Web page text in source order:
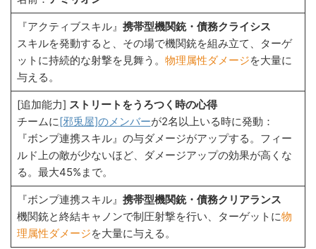
『アクティブスキル』 携帯型機関銃・債務クライシス
スキルを発動すると、その場で機関銃を組み立て、ターゲ
ットに持続的な射撃を見舞う。 物理属性ダメージを大量に
与える。
[追加能力] ストリートをうろつく時の心得
チームに[邪兎屋]のメンバーが2名以上いる時に発動：
『ボンプ連携スキル』の与ダメージがアップする。フィー
ルド上の敵が少ないほど、ダメージアップの効果が高くな
る。最大45%まで。
『ボンプ連携スキル』 携帯型機関銃・債務クリアランス
機関銃と終結キャノンで制圧射撃を行い、ターゲットに物
理属性ダメージを大量に与える。